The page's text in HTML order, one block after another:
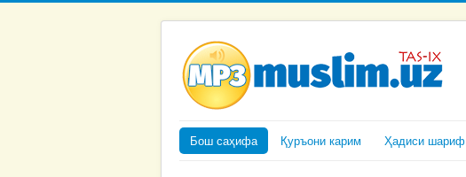
Бош саҳифа Қуръони карим Ҳадиси шариф